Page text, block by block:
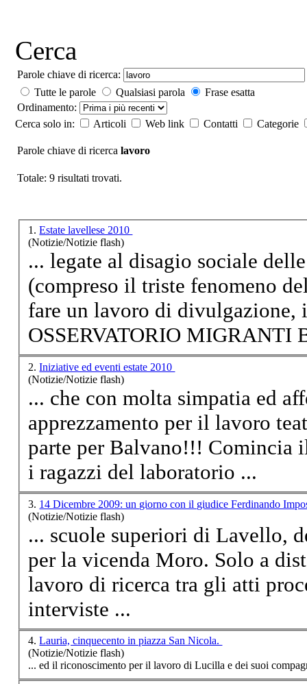
Cerca
Parole chiave di ricerca:
Tutte le parole
Qualsiasi parola
Frase esatta
Ordinamento:
Cerca solo in:
Articoli Web link Contatti Categorie
Parole chiave di ricercalavoro
Totale: 9 risultati trovati.
1.Estate lavellese 2010
(Notizie/Notizie flash)
... legate al disagio sociale
(compreso il triste fenomeno
fare unlavoro di divulgazione,
OSSERVATORIO MIGRANTI
2.Iniziative ed eventi estate 2010
(Notizie/Notizie flash)
... che con molta simpatia ed
apprezzamento per illavoro
parte per Balvano!!! Comincia
i ragazzi del laboratorio ...
3. 14 Dicembre 2009: un giorno con il giudice Ferdinando
(Notizie/Notizie flash)
... scuole superiori di Lavello,
per la vicenda Moro. Solo a
lavoro di ricerca tra gli atti
interviste ...
4.Lauria, cinquecento in piazza San Nicola.
(Notizie/Notizie flash)
... ed il riconoscimento per illavoro